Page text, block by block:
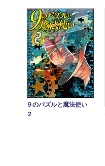
９のパズルと魔法使い
２